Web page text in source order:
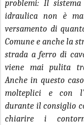
problemi: Il
idraulica non è
versamento di
Comune e anche la
strada a ferro di
viene mai pulita
Anche in questo
molteplici e con
durante il consiglio
chiarire i